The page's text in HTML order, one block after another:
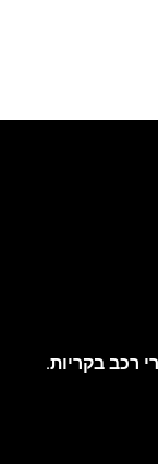
רכב בקריות.